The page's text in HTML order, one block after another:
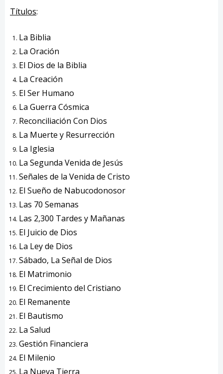
Títulos:
La Biblia
La Oración
El Dios de la Biblia
La Creación
El Ser Humano
La Guerra Cósmica
Reconciliación Con Dios
La Muerte y Resurrección
La Iglesia
La Segunda Venida de Jesús
Señales de la Venida de Cristo
El Sueño de Nabucodonosor
Las 70 Semanas
Las 2,300 Tardes y Mañanas
El Juicio de Dios
La Ley de Dios
Sábado, La Señal de Dios
El Matrimonio
El Crecimiento del Cristiano
El Remanente
El Bautismo
La Salud
Gestión Financiera
El Milenio
La Nueva Tierra